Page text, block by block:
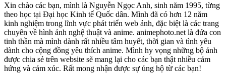
Xin chào các bạn, mình là Nguyễn Ngọc Anh, sinh năm 1995, từng
theo học tại Đại học Kinh tế Quốc dân. Mình đã có hơn 12 năm
kinh nghiệm trong lĩnh vực phát triển web ảnh, đặc biệt là các trang
chuyên về hình ảnh nghệ thuật và anime. animephoto.net là đứa con
tinh thần mà mình dành rất nhiều tâm huyết, thời gian và tình yêu
dành cho cộng đồng yêu thích anime. Mình hy vọng những bộ ảnh
được chia sẻ trên website sẽ mang lại cho các bạn thật nhiều cảm
hứng và cảm xúc. Rất mong nhận được sự ủng hộ từ các bạn!